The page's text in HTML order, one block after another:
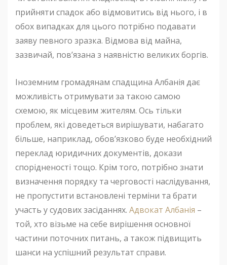
прийняти спадок або відмовитись від нього, і в
обох випадках для цього потрібно подавати
заяву певного зразка. Відмова від майна,
зазвичай, пов’язана з наявністю великих боргів.
Іноземним громадянам спадщина Албанія дає
можливість отримувати за такою самою
схемою, як місцевим жителям. Ось тільки
проблем, які доведеться вирішувати, набагато
більше, наприклад, обов’язково буде необхідний
переклад юридичних документів, докази
спорідненості тощо. Крім того, потрібно знати
визначення порядку та черговості наслідування,
не пропустити встановлені терміни та брати
участь у судових засіданнях. Адвокат Албанія –
той, хто візьме на себе вирішення основної
частини поточних питань, а також підвищить
шанси на успішний результат справи.